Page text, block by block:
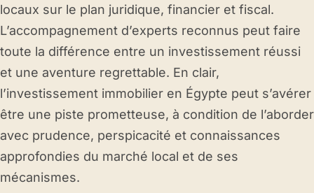
locaux sur le plan juridique, financier et fiscal.
L’accompagnement d’experts reconnus peut faire
toute la différence entre un investissement réussi
et une aventure regrettable. En clair,
l’investissement immobilier en Égypte peut s’avérer
être une piste prometteuse, à condition de l’aborder
avec prudence, perspicacité et connaissances
approfondies du marché local et de ses
mécanismes.